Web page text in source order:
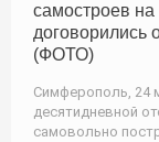
самостроев на
договорились
(ФОТО)
Симферополь, 24
десятидневной
самовольно